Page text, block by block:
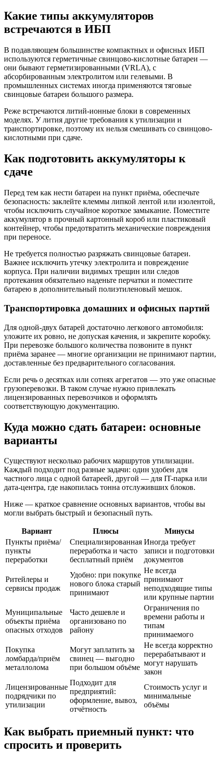
Какие типы аккумуляторов
встречаются в ИБП
В подавляющем большинстве компактных и офисных ИБП
используются герметичные свинцово-кислотные батареи —
они бывают герметизированными (VRLA), с
абсорбированным электролитом или гелевыми. В
промышленных системах иногда применяются тяговые
свинцовые батареи большого размера.
Реже встречаются литий-ионные блоки в современных
моделях. У лития другие требования к утилизации и
транспортировке, поэтому их нельзя смешивать со свинцово-
кислотными при сдаче.
Как подготовить аккумуляторы к
сдаче
Перед тем как нести батареи на пункт приёма, обеспечьте
безопасность: заклейте клеммы липкой лентой или изолентой,
чтобы исключить случайное короткое замыкание. Поместите
аккумулятор в прочный картонный короб или пластиковый
контейнер, чтобы предотвратить механические повреждения
при переносе.
Не требуется полностью разряжать свинцовые батареи.
Важнее исключить утечку электролита и повреждение
корпуса. При наличии видимых трещин или следов
протекания обязательно наденьте перчатки и поместите
батарею в дополнительный полиэтиленовый мешок.
Транспортировка домашних и офисных партий
Для одной-двух батарей достаточно легкового автомобиля:
уложите их ровно, не допуская качения, и закрепите коробку.
При перевозке большого количества позвоните в пункт
приёма заранее — многие организации не принимают партии,
доставленные без предварительного согласования.
Если речь о десятках или сотнях агрегатов — это уже опасные
грузоперевозки. В таком случае нужно привлекать
лицензированных перевозчиков и оформлять
соответствующую документацию.
Куда можно сдать батареи: основные
варианты
Существуют несколько рабочих маршрутов утилизации.
Каждый подходит под разные задачи: один удобен для
частного лица с одной батареей, другой — для IT-парка или
дата-центра, где накопилась тонна отслуживших блоков.
Ниже — краткое сравнение основных вариантов, чтобы вы
могли выбрать быстрый и безопасный путь.
Вариант Плюсы
Минусы
Пункты приёма/
пункты
переработки
Специализированная
переработка и часто
бесплатный приём
Иногда требует
записи и подготовки
документов
Ритейлеры и
сервисы продаж
Удобно: при покупке
нового блока старый
принимают
Не всегда
принимают
неподходящие типы
или крупные партии
Муниципальные
объекты приёма
опасных отходов
Часто дешевле и
организовано по
району
Ограничения по
времени работы и
типам
принимаемого
Покупка
ломбарда/приём
металлолома
Могут заплатить за
свинец — выгодно
при большом объёме
Не всегда корректно
перерабатывают и
могут нарушать
закон
Лицензированные
подрядчики по
утилизации
Подходит для
предприятий:
оформление, вывоз,
отчётность
Стоимость услуг и
минимальные
объёмы
Как выбрать приемный пункт: что
спросить и проверить